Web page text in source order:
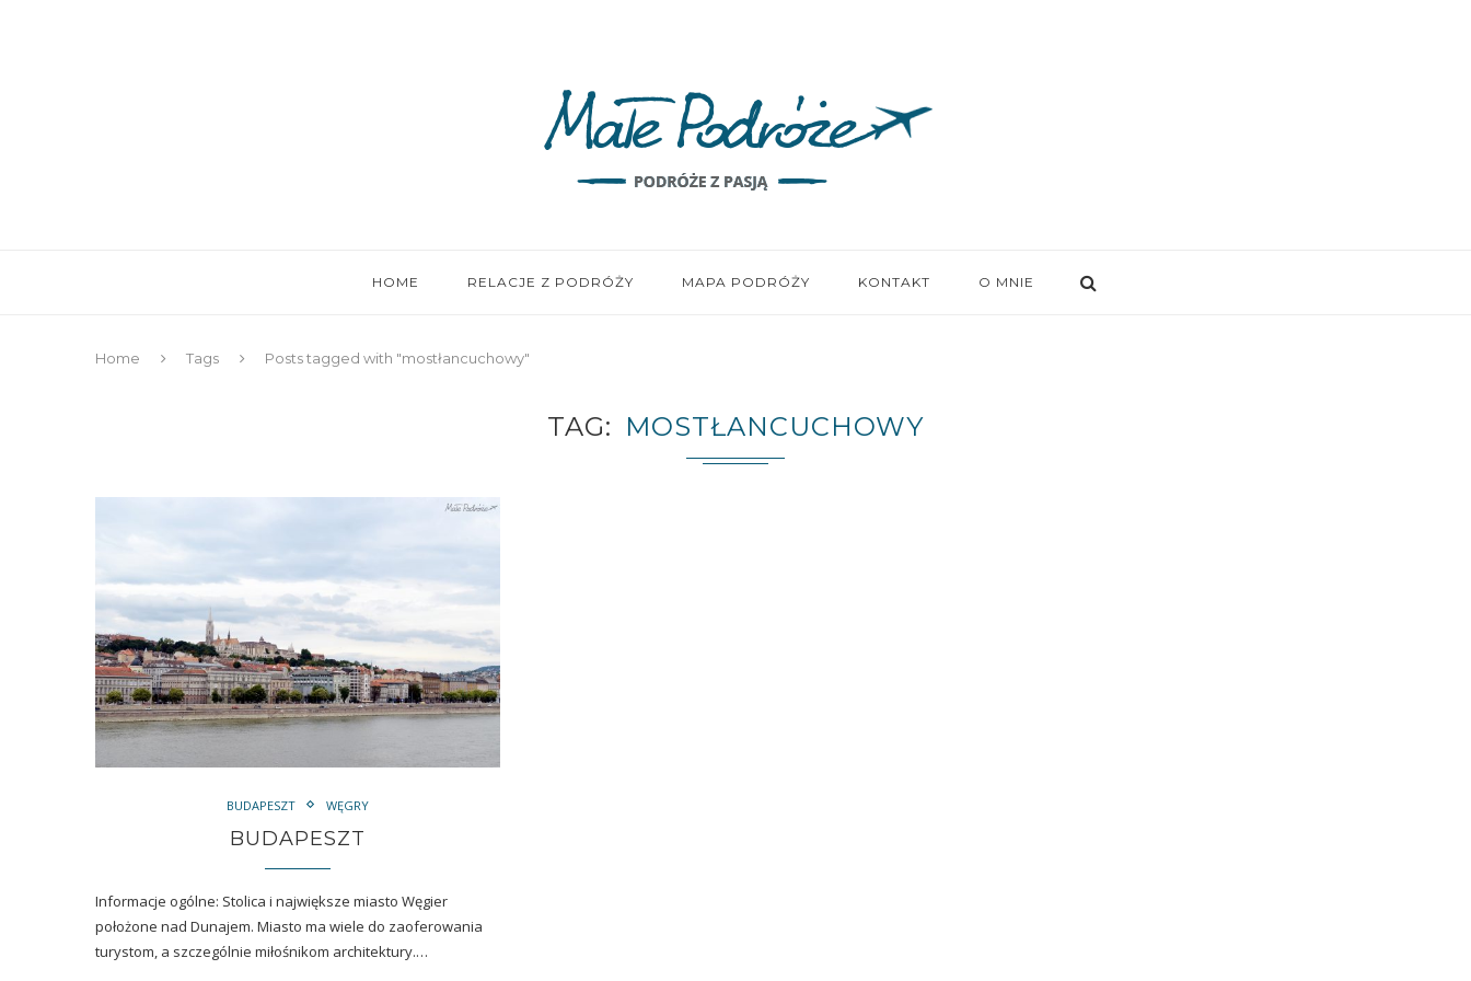
HOME RELACJE Z PODRÓŻY MAPA PODRÓŻY KONTAKT O MNIE
Home Tags Posts tagged with "mostłancuchowy"
TAG MOSTŁANCUCHOWY
BUDAPESZT WĘGRY
BUDAPESZT
Informacje ogólne: Stolica i największe miasto Węgier
położone nad Dunajem. Miasto ma wiele do zaoferowania
turystom, a szczególnie miłośnikom architektury.…